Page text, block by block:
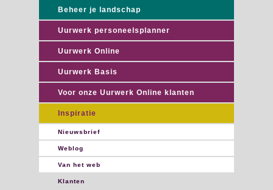
Beheer je landschap
Uurwerk personeelsplanner
Uurwerk Online
Uurwerk Basis
Voor onze Uurwerk Online klanten
Inspiratie
Nieuwsbrief
Weblog
Van het web
Klanten